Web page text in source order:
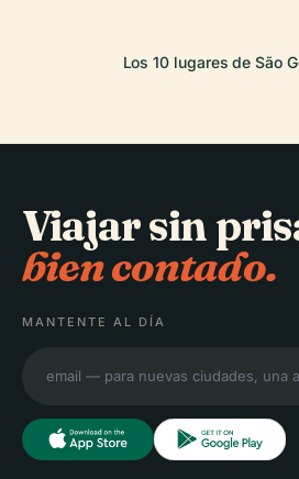
Los 10 lugares de São
Viajar sin
bien contado.
MANTENTE AL DÍA